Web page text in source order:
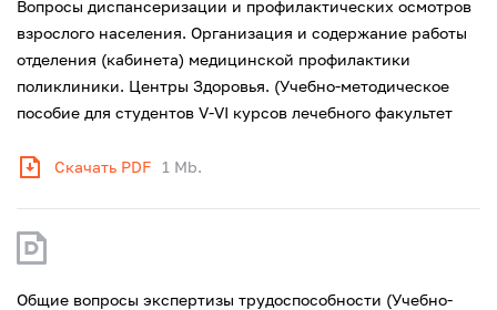
Вопросы диспансеризации и профилактических осмотров
взрослого населения. Организация и содержание работы
отделения (кабинета) медицинской профилактики
поликлиники. Центры Здоровья. (Учебно-методическое
пособие для студентов V-VI курсов лечебного факультет
Скачать PDF 1 Mb.
Общие вопросы экспертизы трудоспособности (Учебно-